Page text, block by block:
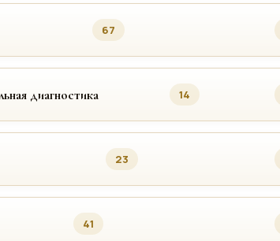
67
диагностика 14
23
41